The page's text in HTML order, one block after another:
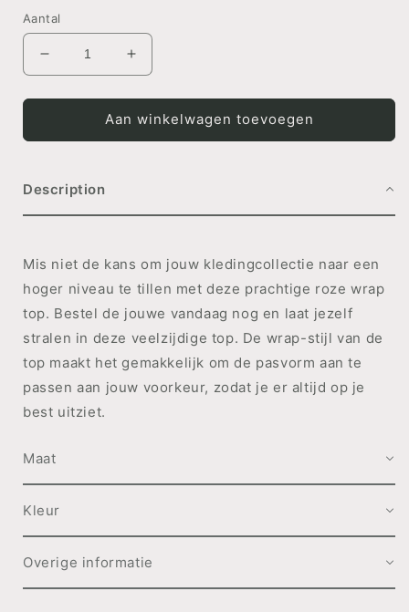
Aantal
Aantal
verlagen
voor
Wrap
Aantal
verhogen
voor
TOP
Wrap
Aan winkelwagen toevoegen
Description
Mis niet de kans om jouw kledingcollectie naar een
hoger niveau te tillen met deze prachtige roze wrap
top. Bestel de jouwe vandaag nog en laat jezelf
stralen in deze veelzijdige top. De wrap-stijl van de
top maakt het gemakkelijk om de pasvorm aan te
passen aan jouw voorkeur, zodat je er altijd op je
best uitziet.
Maat
Kleur
Overige informatie